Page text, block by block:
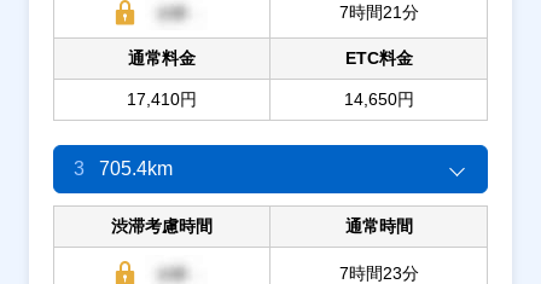
7時間21分
通常料金
17,410円
ETC料金
14,650円
3 705.4km
渋滞考慮時間 通常時間
7時間23分